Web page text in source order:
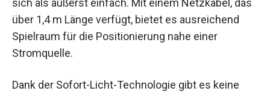
sich als äußerst einfach. Mit einem Netzkabel, das
über 1,4 m Länge verfügt, bietet es ausreichend
Spielraum für die Positionierung nahe einer
Stromquelle.
Dank der Sofort-Licht-Technologie gibt es keine